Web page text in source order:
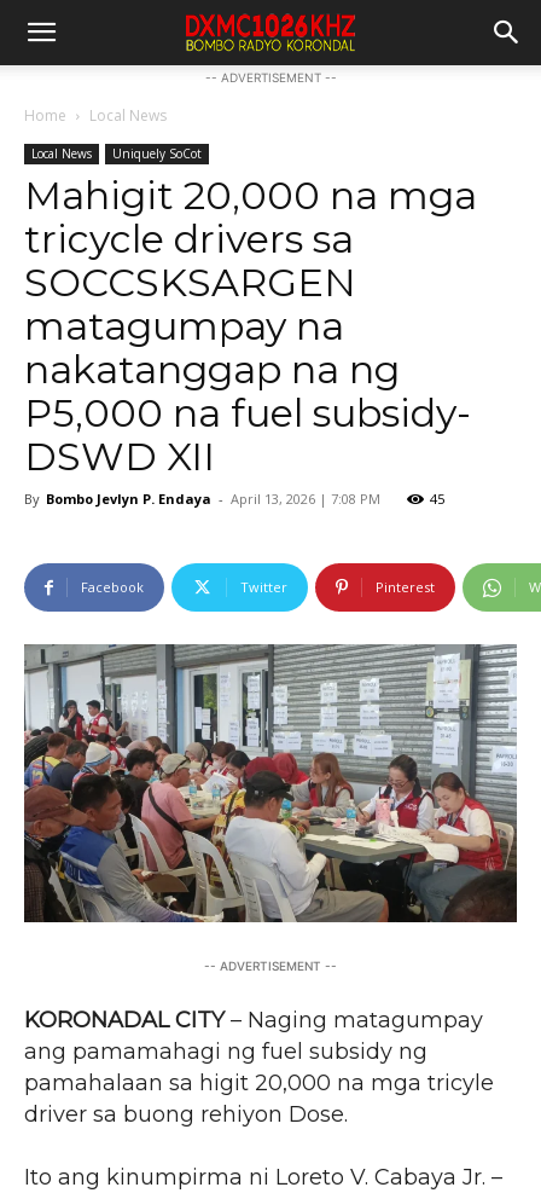
-- ADVERTISEMENT --
Home Local News
Local News Uniquely SoCot
Mahigit 20,000 na mga
tricycle drivers sa
SOCCSKSARGEN
matagumpay na
nakatanggap na ng
P5,000 na fuel subsidy-
DSWD XII
By Bombo Jevlyn P. Endaya - April 13, 2026 | 7:08 PM 45
Facebook Twitter Pinterest
-- ADVERTISEMENT --
KORONADAL CITY– Naging matagumpay
ang pamamahagi ng fuel subsidy ng
pamahalaan sa higit 20,000 na mga tricyle
driver sa buong rehiyon Dose.
Ito ang kinumpirma ni Loreto V. Cabaya Jr. –